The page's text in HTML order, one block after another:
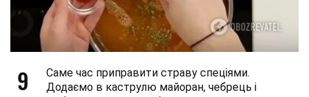
9
Саме час приправити страву спеціями.
Додаємо в каструлю майоран, чебрець і